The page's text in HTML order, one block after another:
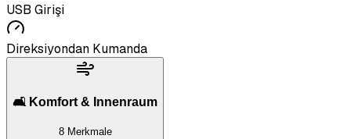
USB Girişi
Direksiyondan Kumanda
🛋️ Komfort & Innenraum
8 Merkmale